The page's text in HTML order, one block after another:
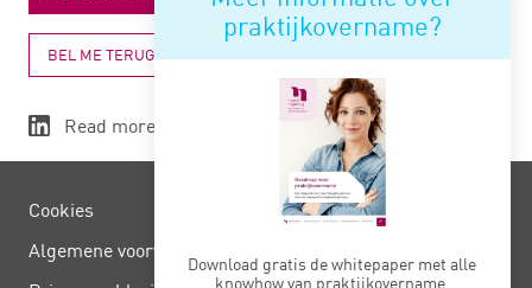
praktijkovername?
Download gratis de whitepaper met alle
knowhow van praktijkovername.
BEL ME TERUG
Read more
Cookies
Algemene voorwaarden